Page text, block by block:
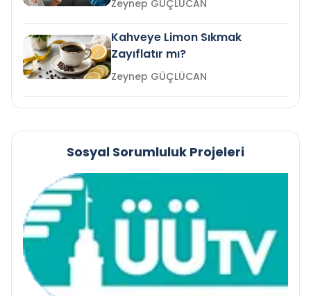
Zeynep GÜÇLÜCAN
Kahveye Limon Sıkmak
Zayıflatır mı?
Zeynep GÜÇLÜCAN
Sosyal Sorumluluk Projeleri